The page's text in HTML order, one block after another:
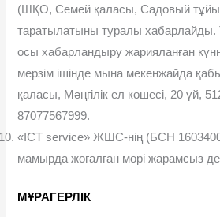
(ШҚО, Семей қаласы, Садовый тұйық
таратылатыны туралы
осы хабарландыру жарияланған
мерзім ішінде мына мекенжайда
қаласы, Мәңгілік ел көшесі, 20 үй,
87077567999.
«ICT service» ЖШС-нің (БСН
мамырда жоғалған мөрі жарамсыз
МҰРАГЕРЛІК